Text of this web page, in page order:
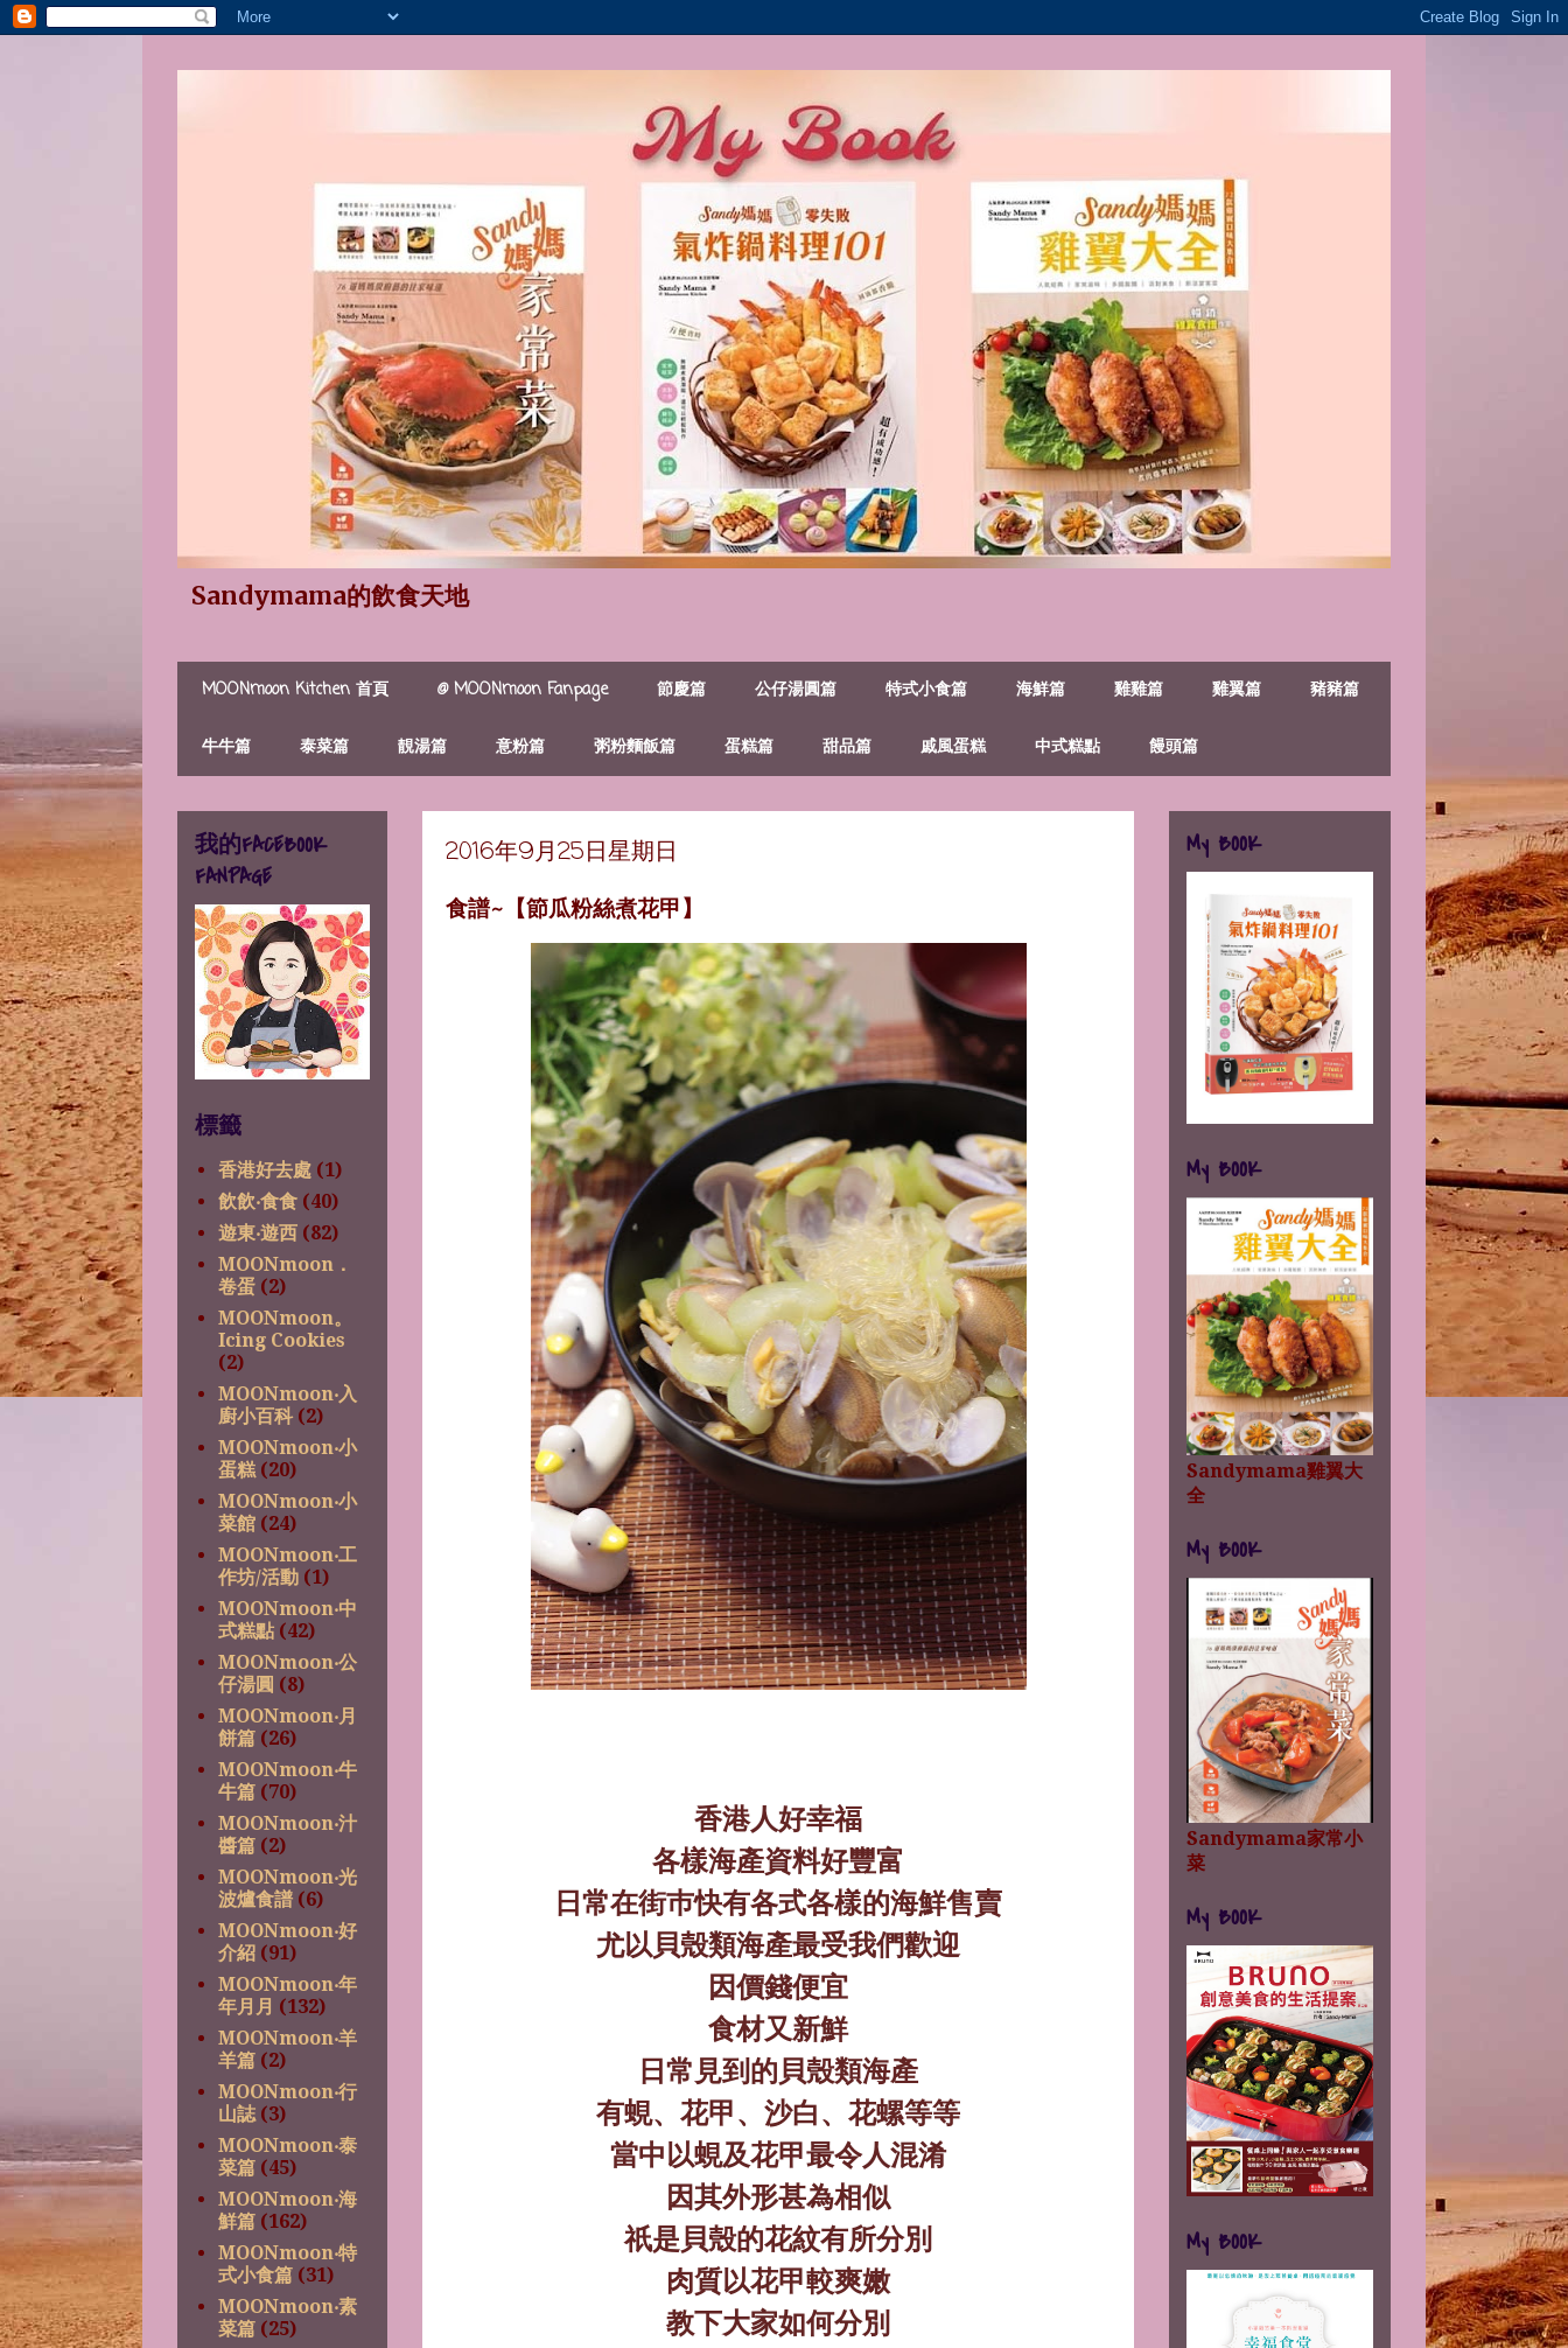
Sandymama的飲食天地
MOONmoon Kitchen 首頁 @ MOONmoon Fanpage 節慶篇 公仔湯圓篇 特式小食篇 海鮮篇 雞雞篇 雞翼篇 豬豬篇
牛牛篇 泰菜篇 靚湯篇 意粉篇 粥粉麵飯篇 蛋糕篇 甜品篇 戚風蛋糕 中式糕點 饅頭篇
2016年9月25日星期日
食譜~【節瓜粉絲煮花甲】
香港人好幸福
各樣海產資料好豐富
日常在街巿快有各式各樣的海鮮售賣
尤以貝殼類海產最受我們歡迎
因價錢便宜
食材又新鮮
日常見到的貝殼類海產
有蜆、花甲、沙白、花螺等等
當中以蜆及花甲最令人混淆
因其外形甚為相似
祇是貝殼的花紋有所分別
肉質以花甲較爽嫩
教下大家如何分別
我的FACEBOOK
FANPAGE
標籤
香港好去處 (1)
飲飲‧食食 (40)
遊東‧遊西 (82)
MOONmoon．
卷蛋 (2)
MOONmoon。
Icing Cookies
(2)
MOONmoon‧入
廚小百科 (2)
MOONmoon‧小
蛋糕 (20)
MOONmoon‧小
菜館 (24)
MOONmoon‧工
作坊/活動 (1)
MOONmoon‧中
式糕點 (42)
MOONmoon‧公
仔湯圓 (8)
MOONmoon‧月
餅篇 (26)
MOONmoon‧牛
牛篇 (70)
MOONmoon‧汁
醬篇 (2)
MOONmoon‧光
波爐食譜 (6)
MOONmoon‧好
介紹 (91)
MOONmoon‧年
年月月 (132)
MOONmoon‧羊
羊篇 (2)
MOONmoon‧行
山誌 (3)
MOONmoon‧泰
菜篇 (45)
MOONmoon‧海
鮮篇 (162)
MOONmoon‧特
式小食篇 (31)
MOONmoon‧素
菜篇 (25)
My BOOK
My BOOK
Sandymama雞翼大
全
My BOOK
Sandymama家常小
菜
My BOOK
My BOOK